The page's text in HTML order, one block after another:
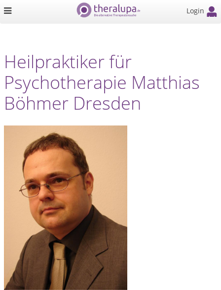
Login
Heilpraktiker für
Psychotherapie Matthias
Böhmer Dresden